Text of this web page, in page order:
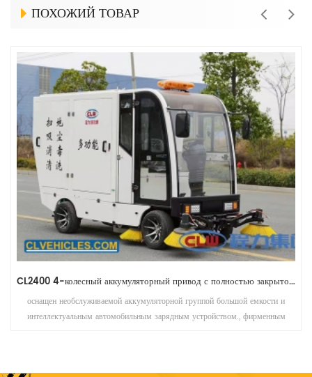
ПОХОЖИЙ ТОВАР
45 тонн 60-тонного порошкового танкера
трейлер танкера сухого порошка, принимает высокопрочную износостойкую
сталь. изготовить самые прочные танкеры, особенно для рынка Африки,